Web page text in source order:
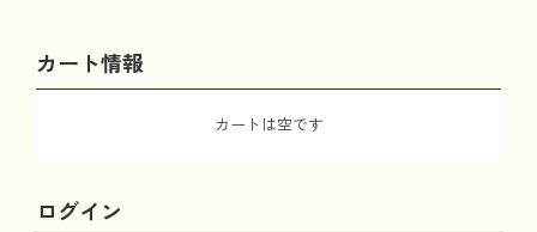
カート情報
カートは空です
ログイン